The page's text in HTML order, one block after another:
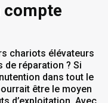
compte
chariots élévateurs
réparation ? Si
dans tout le
être le moyen